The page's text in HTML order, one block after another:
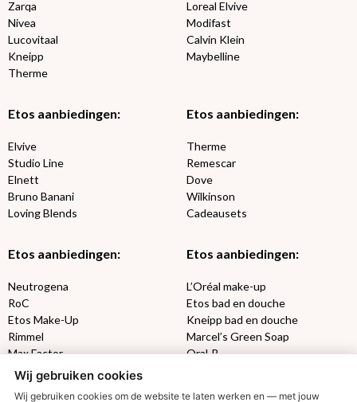
Zarqa
Nivea
Lucovitaal
Kneipp
Therme
Loreal Elvive
Modifast
Calvin Klein
Maybelline
Etos aanbiedingen:
Elvive
Studio Line
Elnett
Bruno Banani
Loving Blends
Etos aanbiedingen:
Therme
Remescar
Dove
Wilkinson
Cadeausets
Etos aanbiedingen:
Neutrogena
RoC
Etos Make-Up
Rimmel
Max Factor
Etos aanbiedingen:
L’Oréal make-up
Etos bad en douche
Kneipp bad en douche
Marcel’s Green Soap
Oral-B
Etos aanbiedingen: DETOXEN
Wij gebruiken cookies
Wij gebruiken cookies om de website te laten werken en — met jouw